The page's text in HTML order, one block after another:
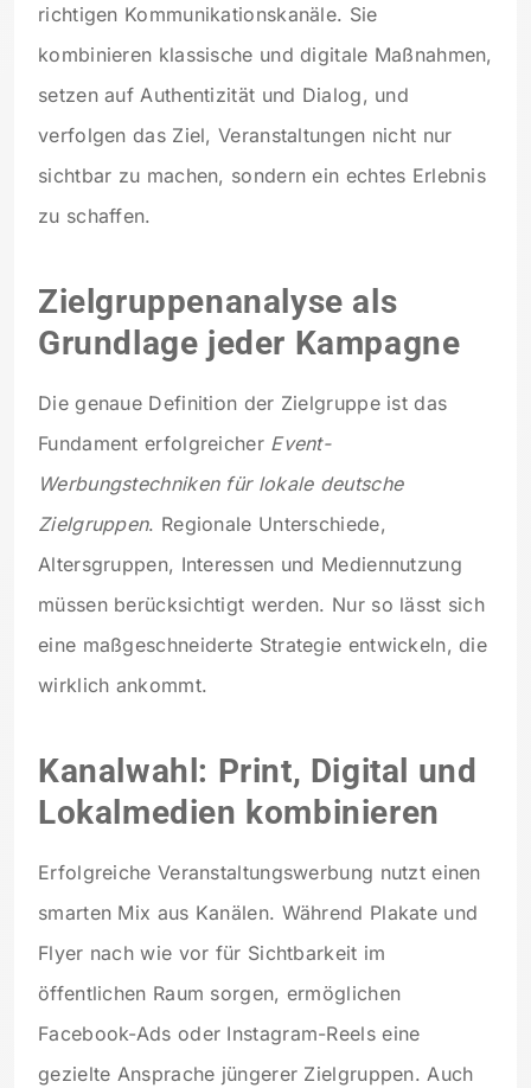
richtigen Kommunikationskanäle. Sie
kombinieren klassische und digitale Maßnahmen,
setzen auf Authentizität und Dialog, und
verfolgen das Ziel, Veranstaltungen nicht nur
sichtbar zu machen, sondern ein echtes Erlebnis
zu schaffen.
Zielgruppenanalyse als
Grundlage jeder Kampagne
Die genaue Definition der Zielgruppe ist das
Fundament erfolgreicher Event-
Werbungstechniken für lokale deutsche
Zielgruppen. Regionale Unterschiede,
Altersgruppen, Interessen und Mediennutzung
müssen berücksichtigt werden. Nur so lässt sich
eine maßgeschneiderte Strategie entwickeln, die
wirklich ankommt.
Kanalwahl: Print, Digital und
Lokalmedien kombinieren
Erfolgreiche Veranstaltungswerbung nutzt einen
smarten Mix aus Kanälen. Während Plakate und
Flyer nach wie vor für Sichtbarkeit im
öffentlichen Raum sorgen, ermöglichen
Facebook-Ads oder Instagram-Reels eine
gezielte Ansprache jüngerer Zielgruppen. Auch